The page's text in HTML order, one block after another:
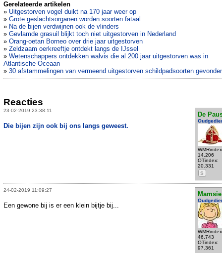
Gerelateerde artikelen
» Uitgestorven vogel duikt na 170 jaar weer op
» Grote geslachtsorganen worden soorten fataal
» Na de bijen verdwijnen ook de vlinders
» Gevlamde grasuil blijkt toch niet uitgestorven in Nederland
» Orang-oetan Borneo over drie jaar uitgestorven
» Zeldzaam oerkreeftje ontdekt langs de IJssel
» Wetenschappers ontdekken walvis die al 200 jaar uitgestorven was in
Atlantische Oceaan
» 30 afstammelingen van vermeend uitgestorven schildpadsoorten
Reacties
23-02-2019 23:38:11
De
14.206
OTindex:
20.331
S
Die bijen zijn ook bij ons langs geweest.
24-02-2019 11:09:27
Mamsie
46.743
OTindex:
97.361
Een gewone bij is er een klein bijtje bij...